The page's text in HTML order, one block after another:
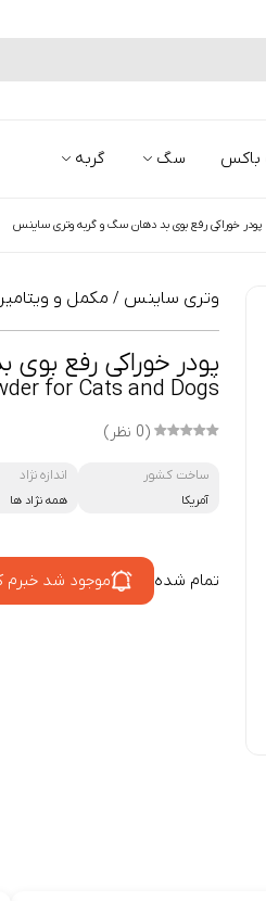
باکس سگ گربه
پودر خوراکی رفع بوی بد دهان سگ و گربه وتری ساینس
وتری ساینس / مکمل و
پودر خوراکی رفع
for Cats and Dogs
(0 نظر)
ساخت کشور
آمریکا
اندازه نژاد
همه نژاد ها
تمام شده موجود شد خبرم